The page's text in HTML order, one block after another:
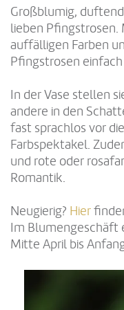
Großblumig,
lieben Pfingstrosen.
auffälligen Farben
Pfingstrosen
In der Vase stellen
andere in den
fast sprachlos vor
Farbspektakel.
und rote oder
Romantik.
Neugierig? Hier
Im Blumengeschäft
Mitte April bis